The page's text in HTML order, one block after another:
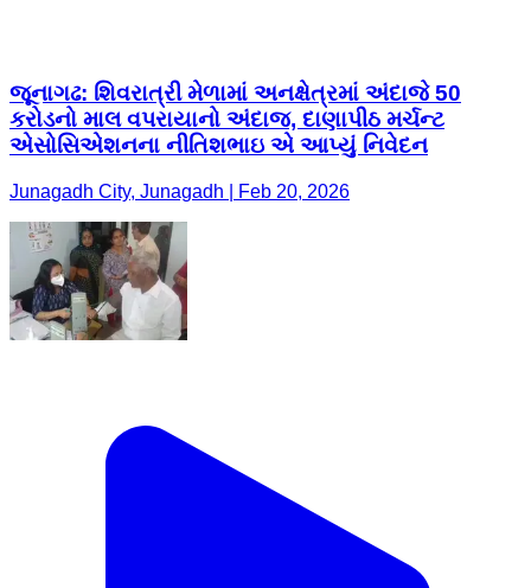
જૂનાગઢ: શિવરાત્રી મેળામાં અનક્ષેત્રમાં અંદાજે 50
કરોડનો માલ વપરાયાનો અંદાજ, દાણાપીઠ મર્ચન્ટ
એસોસિએશનના નીતિશભાઇ એ આપ્યું નિવેદન
Junagadh City, Junagadh | Feb 20, 2026